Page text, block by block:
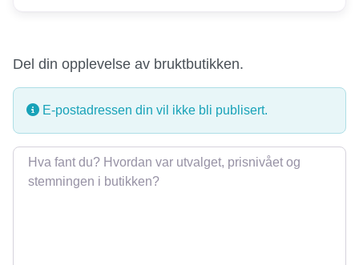
Del din opplevelse av bruktbutikken.
E-postadressen din vil ikke bli publisert.
Omtale